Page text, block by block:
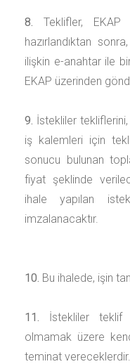
8. Teklifler, EKAP
hazırlandıktan
ilişkin e-anahtar ile
EKAP üzerinden
9. İstekliler
iş kalemleri için
sonucu bulunan
fiyat şeklinde
ihale yapılan
imzalanacaktır.
10. Bu ihalede, işin
11. İstekliler teklif
olmamak üzere
teminat vereceklerdir.